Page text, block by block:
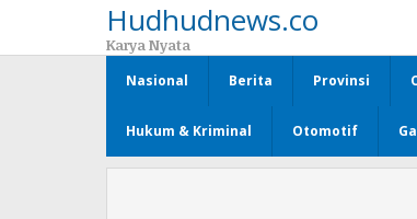
Hudhudnews.co
Karya Nyata
Nasional Berita Provinsi
Hukum & Kriminal Otomotif